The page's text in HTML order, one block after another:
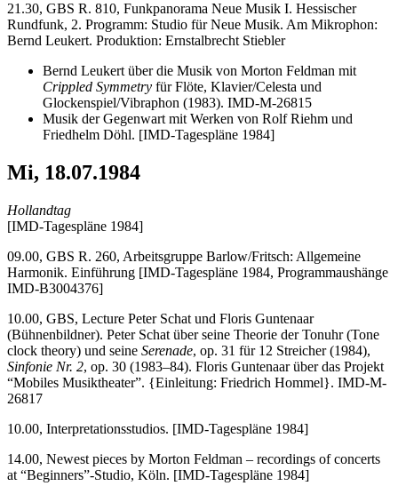
21.30, GBS R. 810, Funkpanorama Neue Musik I. Hessischer
Rundfunk, 2. Programm: Studio für Neue Musik. Am Mikrophon:
Bernd Leukert. Produktion: Ernstalbrecht Stiebler
Bernd Leukert über die Musik von Morton Feldman mit
Crippled Symmetry für Flöte, Klavier/Celesta und
Glockenspiel/Vibraphon (1983). IMD-M-26815
Musik der Gegenwart mit Werken von Rolf Riehm und
Friedhelm Döhl. [IMD-Tagespläne 1984]
Mi, 18.07.1984
Hollandtag
[IMD-Tagespläne 1984]
09.00, GBS R. 260, Arbeitsgruppe Barlow/Fritsch: Allgemeine
Harmonik. Einführung [IMD-Tagespläne 1984, Programmaushänge
IMD-B3004376]
10.00, GBS, Lecture Peter Schat und Floris Guntenaar
(Bühnenbildner). Peter Schat über seine Theorie der Tonuhr (Tone
clock theory) und seine Serenade, op. 31 für 12 Streicher (1984),
Sinfonie Nr. 2, op. 30 (1983–84). Floris Guntenaar über das Projekt
“Mobiles Musiktheater”. {Einleitung: Friedrich Hommel}. IMD-M-
26817
10.00, Interpretationsstudios. [IMD-Tagespläne 1984]
14.00, Newest pieces by Morton Feldman – recordings of concerts
at “Beginners”-Studio, Köln. [IMD-Tagespläne 1984]